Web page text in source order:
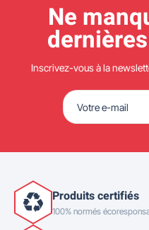
Ne
Inscrivez-vous à la
Produits certifiés
100% normés